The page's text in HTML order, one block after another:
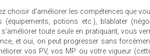
choisir d'améliorer les compétences que
potions etc.), blablater
toute seule en pratiquant, vous
et oui, on peut progresser sans
vos PV, vos MP ou votre vigueur